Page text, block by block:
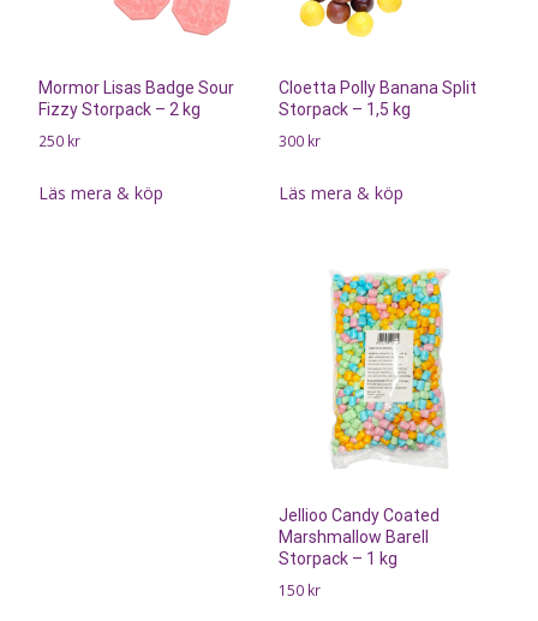
Mormor Lisas Badge Sour
Fizzy Storpack – 2 kg
250 kr
Läs mera & köp
Cloetta Polly Banana Split
Storpack – 1,5 kg
300 kr
Läs mera & köp
Jellioo Candy Coated
Marshmallow Barell
Storpack – 1 kg
150 kr